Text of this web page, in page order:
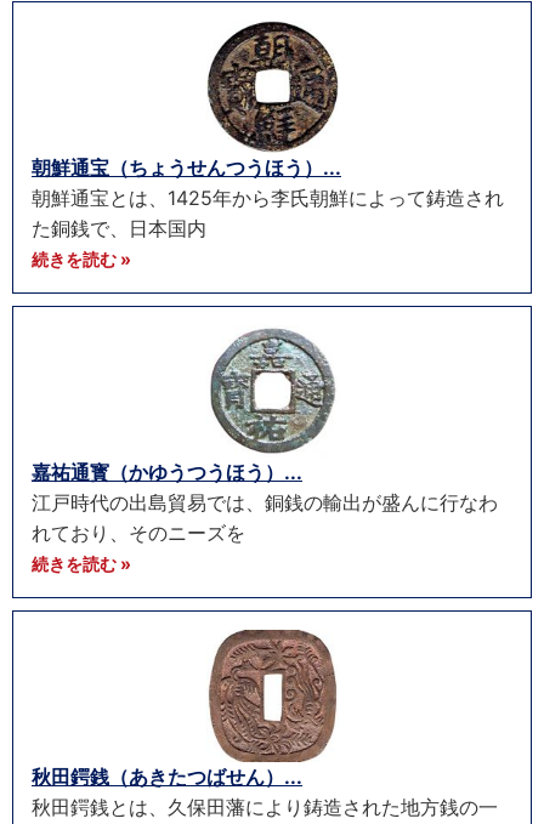
朝鮮通宝（ちょうせんつうほう）...
朝鮮通宝とは、1425年から李氏朝鮮によって鋳造され
た銅銭で、日本国内
続きを読む »
嘉祐通寳（かゆうつうほう）...
江戸時代の出島貿易では、銅銭の輸出が盛んに行なわ
れており、そのニーズを
続きを読む »
秋田鍔銭（あきたつばせん）...
秋田鍔銭とは、久保田藩により鋳造された地方銭の一